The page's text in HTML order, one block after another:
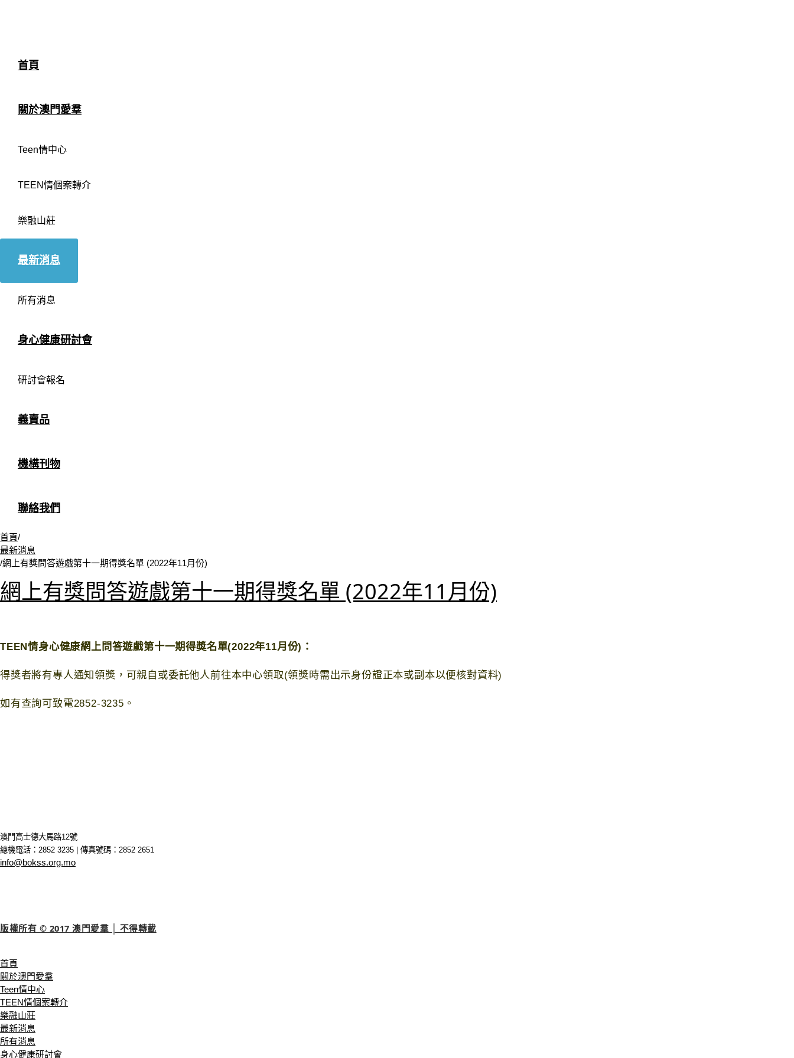
首頁
關於澳門愛羣
Teen情中心
TEEN情個案轉介
樂融山莊
最新消息
所有消息
身心健康研討會
研討會報名
義賣品
機構刊物
聯絡我們
首頁/
最新消息
/網上有獎問答遊戲第十一期得獎名單 (2022年11月份)
網上有獎問答遊戲第十一期得獎名單 (2022年11月份)
TEEN情身心健康網上問答遊戲第十一期得奬名單(2022年11月份)：
得獎者將有專人通知領獎，可親自或委託他人前往本中心領取(領獎時需出示身份證正本或副本以便核對資料)
如有查詢可致電2852-3235。
澳門高士德大馬路12號
總機電話：2852 3235 | 傳真號碼：2852 2651
info@bokss.org.mo
版權所有 © 2017 澳門愛羣 │ 不得轉載
首頁
關於澳門愛羣
Teen情中心
TEEN情個案轉介
樂融山莊
最新消息
所有消息
身心健康研討會